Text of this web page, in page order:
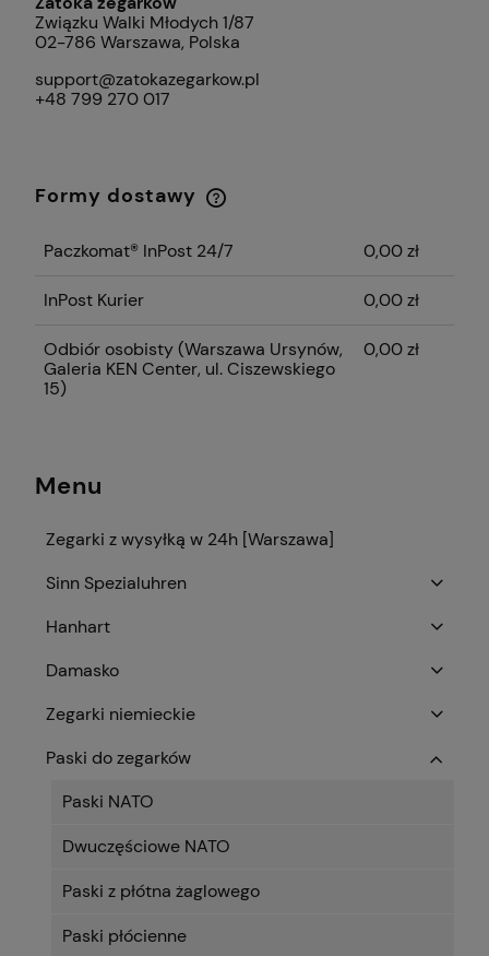
Związku Walki Młodych 1/87
02-786 Warszawa, Polska
support@zatokazegarkow.pl
+48 799 270 017
Formy dostawy
Cena nie zawiera ewentualnych kosztów
Paczkomat® InPost 24/7 0,00 zł
InPost Kurier 0,00 zł
Odbiór osobisty(Warszawa Ursynów,
Galeria KEN Center, ul. Ciszewskiego
15)
0,00 zł
Menu
Zegarki z wysyłką w 24h [Warszawa]
Sinn Spezialuhren
Hanhart
Damasko
Zegarki niemieckie
Paski do zegarków
Paski NATO
Dwuczęściowe NATO
Paski z płótna żaglowego
Paski płócienne